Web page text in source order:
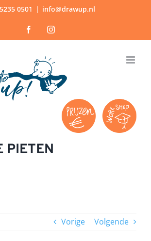
0501 | info@drawup.nl
FacebookInstagram
PIETEN
Vorige Volgende